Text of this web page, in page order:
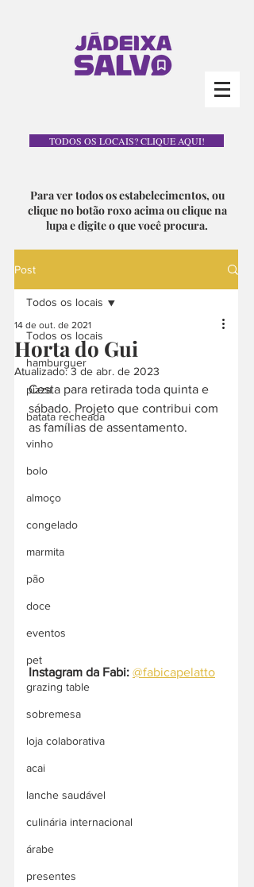
TODOS OS LOCAIS? CLIQUE AQUI!
Para ver todos os estabelecimentos, ou
clique no botão roxo acima ou clique na
lupa e digite o que você procura.
Post
Todos os locais
hamburguer
pizza
batata recheada
vinho
bolo
almoço
congelado
marmita
pão
doce
eventos
pet
grazing table
sobremesa
loja colaborativa
acai
lanche saudável
culinária internacional
árabe
presentes
Todos os locais
Horta do Gui
14 de out. de 2021
Atualizado:3 de abr. de 2023
Cesta para retirada toda quinta e
sábado. Projeto que contribui com
as famílias de assentamento.
Instagram da Fabi: @fabicapelatto